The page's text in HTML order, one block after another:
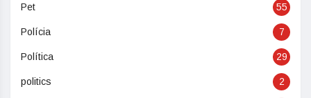
Pet 55
Polícia 7
Política 29
politics 2